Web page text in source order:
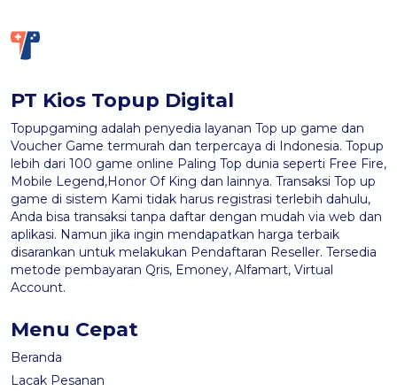
PT Kios Topup Digital
Topupgaming adalah penyedia layanan Top up game dan
Voucher Game termurah dan terpercaya di Indonesia. Topup
lebih dari 100 game online Paling Top dunia seperti Free Fire,
Mobile Legend,Honor Of King dan lainnya. Transaksi Top up
game di sistem Kami tidak harus registrasi terlebih dahulu,
Anda bisa transaksi tanpa daftar dengan mudah via web dan
aplikasi. Namun jika ingin mendapatkan harga terbaik
disarankan untuk melakukan Pendaftaran Reseller. Tersedia
metode pembayaran Qris, Emoney, Alfamart, Virtual
Account.
Menu Cepat
Beranda
Lacak Pesanan